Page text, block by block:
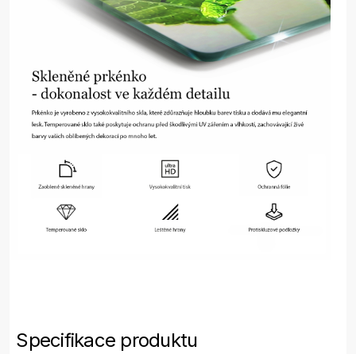
Specifikace produktu